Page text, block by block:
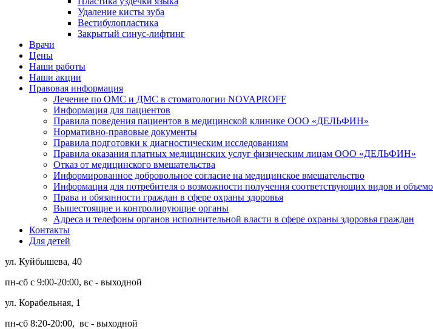
Удаление кисты зуба
Вестибулопластика
Закрытый синус-лифтинг
Врачи
Цены
Наши работы
Наши акции
Правовая информация
Лечение по ОМС и ДМС в стоматологии NOVAPROFF
Информация для пациентов
Правила поведения пациентов в медицинской клинике ООО «ДЕЛЬФИН»
Нормативно-правовые документы
Правила подготовки к диагностическим исследованиям
Правила оказания платных медицинских услуг физическим лицам ООО «ДЕЛЬФИН»
Отказ от медицинского вмешательства
Информированное добровольное согласие на медицинское вмешательство
Информация для потребителя о возможности получения соответствующих видов и
Права и обязанности граждан в сфере охраны здоровья
Вышестоящие и контролирующие органы
Адреса и телефоны органов исполнительной власти в сфере охраны здоровья граждан
Контакты
Для детей
ул. Куйбышева, 40
пн-сб с 9:00-20:00, вс - выходной
ул. Корабельная, 1
пн-сб 8:20-20:00, вс - выходной